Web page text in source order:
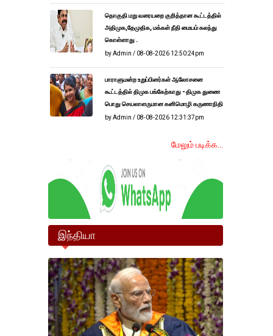
தொகுதி மறு வரையறை குறித்தான கூட்டத்தில்
அதிமுக,தேமுதிக, மக்கள் நீதி மையம் கலந்து
கொள்ளாது .
by Admin / 08-08-2026 12:50:24pm
பாராளுமன்ற உறுப்பினர்கள் ஆலோசனை
கூட்டத்தில் திமுக பங்கேற்காது - திமுக துணை
பொது செயலாளருமான கனிமொழி கருணாநிதி
by Admin / 08-08-2026 12:31:37pm
மேலும் படிக்க...
இந்தியா